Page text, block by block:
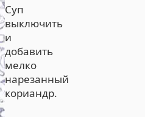
Суп
выключить
и
добавить
мелко
нарезанный
кориандр.